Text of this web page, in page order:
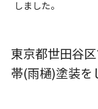
しました。
東京都世田谷
帯(雨樋)塗装を